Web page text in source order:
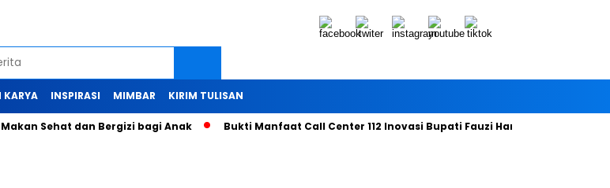
KARYA INSPIRASI MIMBAR KIRIM TULISAN
Sehat dan Bergizi bagi Anak Bukti Manfaat Call Center 112 Inovasi Bupati Fauzi Hari ini